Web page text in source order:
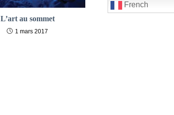
L’art au sommet
1 mars 2017
French